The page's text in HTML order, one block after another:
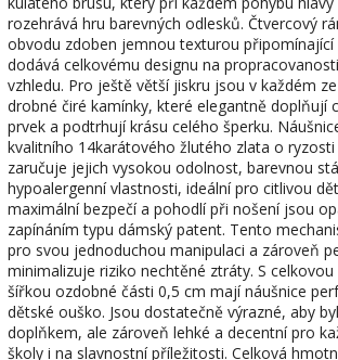
rozehrává hru barevných odlesků. Čtvercový
obvodu zdoben jemnou texturou připomínající
dodává celkovému designu na
vzhledu. Pro ještě větší jiskru jsou v každém
drobné čiré kamínky, které elegantně doplňují
prvek a podtrhují krásu celého šperku.
kvalitního 14karátového žlutého zlata o
zaručuje jejich vysokou odolnost, barevnou
hypoalergenní vlastnosti, ideální pro citlivou
maximální bezpečí a pohodlí při nošení jsou
zapínáním typu dámský patent. Tento
pro svou jednoduchou manipulaci a zároveň
minimalizuje riziko nechtěné ztráty. S
šířkou ozdobné části 0,5 cm mají náušnice
dětské ouško. Jsou dostatečně výrazné, aby
doplňkem, ale zároveň lehké a decentní pro
školy i na slavnostní příležitosti. Celková